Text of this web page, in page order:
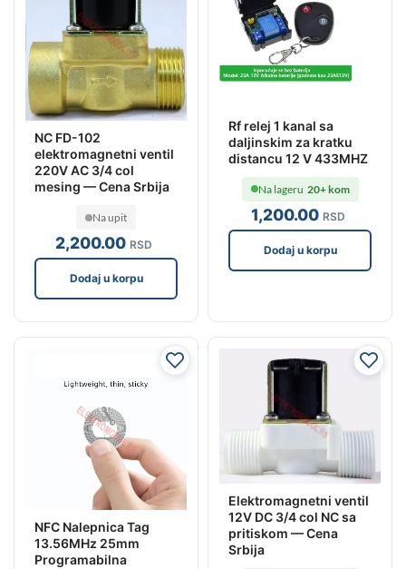
NC FD-102
elektromagnetni ventil
220V AC 3/4 col
mesing — Cena Srbija
2,200.00 RSD
Na upit
Dodaj u korpu
Rf relej 1 kanal sa
daljinskim za kratku
distancu 12 V 433MHZ
1,200.00 RSD
Na lageru 20+ kom
Dodaj u korpu
NFC Nalepnica Tag
13.56MHz 25mm
Programabilna
Elektromagnetni ventil
12V DC 3/4 col NC sa
pritiskom — Cena
Srbija